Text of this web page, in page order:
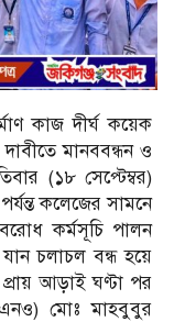
কাজ দীর্ঘ কয়েক
মানববন্ধন ও
(১৮ সেপ্টেম্বর)
কলেজের সামনে
কর্মসূচি পালন
চলাচল বন্ধ হয়ে
আড়াই ঘণ্টা পর
মোঃ মাহবুবুর